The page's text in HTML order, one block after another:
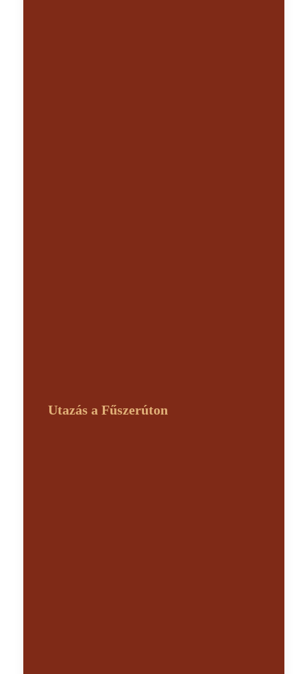
Utazás a Fűszerúton